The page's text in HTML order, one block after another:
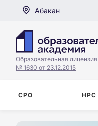
Абакан
Образовательная лицензия
№ 1630 от 23.12.2015
СРО НРС